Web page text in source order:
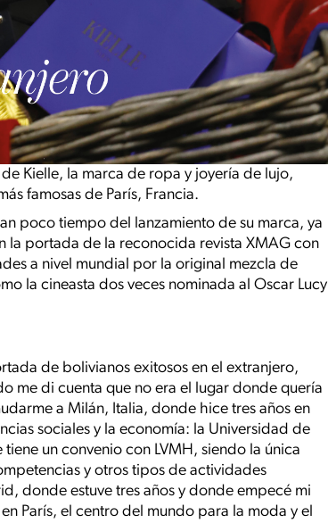
Kielle, la marca de ropa y joyería de lujo,
famosas de París, Francia.
poco tiempo del lanzamiento de su marca, ya
la portada de la reconocida revista XMAG con
a nivel mundial por la original mezcla de
la cineasta dos veces nominada al Oscar Lucy
de bolivianos exitosos en el extranjero,
me di cuenta que no era el lugar donde quería
a Milán, Italia, donde hice tres años en
sociales y la economía: la Universidad de
un convenio con LVMH, siendo la única
y otros tipos de actividades
donde estuve tres años y donde empecé mi
París, el centro del mundo para la moda y el